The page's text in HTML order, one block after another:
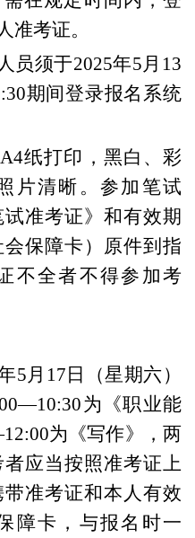
准考证。
员须于2025年5月13
期间登录报名系统
纸打印，黑白、彩
片清晰 。参加 笔试
试准考证》 和有效期
会保障卡） 原件到指
不全者不得参加考
5月17日（星期六）
为《职业能
为《写作》，两
应当按照准考证上
准考证和本人有效
障卡，与报名时一